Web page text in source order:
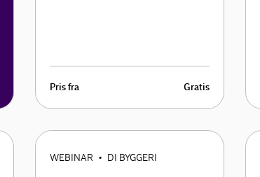
Pris fra Gratis
WEBINAR • DI BYGGERI